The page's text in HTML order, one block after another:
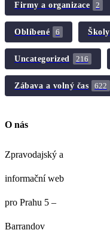
Firmy a organizace 2
Oblíbené 6 Školy
Uncategorized 216
Zábava a volný čas 622
O nás
Zpravodajský a
informační web
pro Prahu 5 –
Barrandov